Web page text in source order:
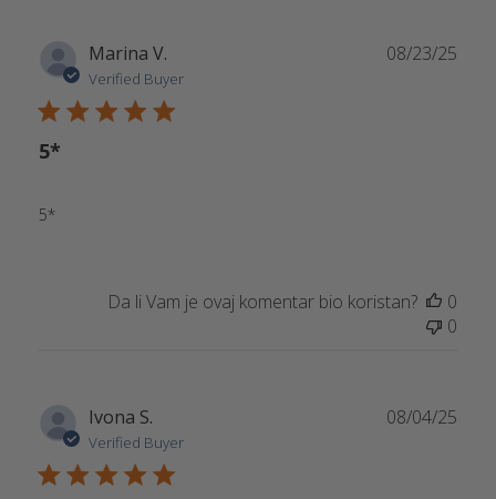
Marina V.
Verified Buyer
5*
5*
08/23/25
Da li Vam je ovaj komentar bio koristan?
0
0
Ivona S.
Verified Buyer
08/04/25